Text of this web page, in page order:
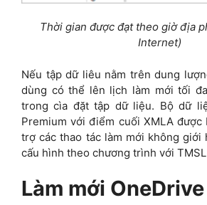
Thời gian được đạt theo giờ địa
Internet)
Nếu tập dữ liêu nằm trên dung
dùng có thể lên lịch làm mới tối
trong cìa đặt tập dữ liệu. Bộ dữ
Premium với điểm cuối XMLA
trợ các thao tác làm mới không giới
cấu hình theo chương trình với
Làm mới OneDrive